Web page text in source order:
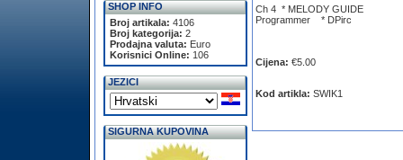
SHOP INFO
Broj artikala: 4106
Broj kategorija: 2
Prodajna valuta: Euro
Korisnici Online: 106
JEZICI
SIGURNA KUPOVINA
Ch 4 * MELODY GUIDE
Programmer * DPirc
Cijena: €5.00
Kod artikla: SWIK1